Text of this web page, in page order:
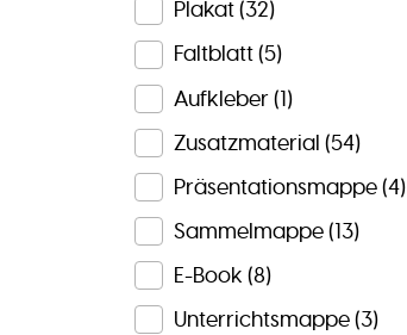
Plakat (32)
Faltblatt (5)
Aufkleber (1)
Zusatzmaterial (54)
Präsentationsmappe (4)
Sammelmappe (13)
E-Book (8)
Unterrichtsmappe (3)